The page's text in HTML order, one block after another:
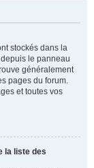
stockés dans la
le panneau
généralement
pages du forum.
et toutes vos
la liste des